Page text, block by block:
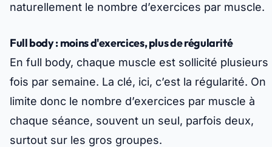
naturellement le nombre d’exercices par muscle.
Full body : moins d'exercices, plus de régularité
En full body, chaque muscle est sollicité plusieurs
fois par semaine. La clé, ici, c’est la régularité. On
limite donc le nombre d’exercices par muscle à
chaque séance, souvent un seul, parfois deux,
surtout sur les gros groupes.